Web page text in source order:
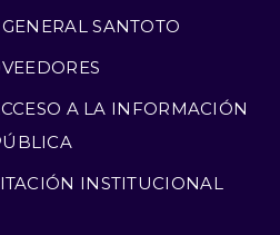
SANTOTO
A LA INFORMACIÓN
INSTITUCIONAL